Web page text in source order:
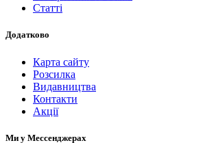
Статті
Додатково
Карта сайту
Розсилка
Видавництва
Контакти
Акції
Ми у Мессенджерах